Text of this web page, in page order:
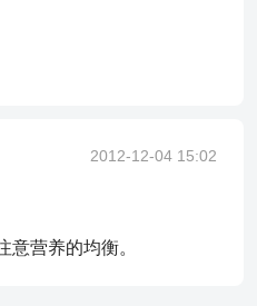
2012-12-04 15:02
意营养的均衡。